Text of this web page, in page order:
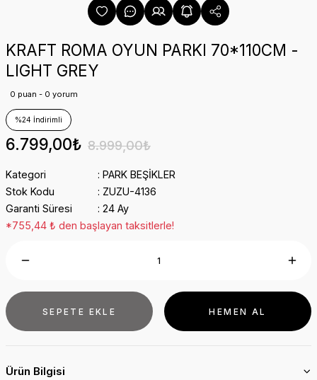
KRAFT ROMA OYUN PARKI 70*110CM -
LIGHT GREY
0 puan - 0 yorum
%24 İndirimli
6.799,00₺ 8.999,00₺
Kategori
PARK BEŞİKLER
Stok Kodu
ZUZU-4136
Garanti Süresi
24 Ay
*755,44 ₺ den başlayan taksitlerle!
SEPETE EKLE HEMEN AL
Ürün Bilgisi